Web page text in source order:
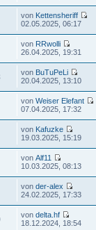
von Kettensheriff
02.05.2025, 06:17
von RRwolli
26.04.2025, 19:31
von BuTuPeLi
20.04.2025, 13:10
vonWeiser Elefant
07.04.2025, 17:32
von Kafuzke
19.03.2025, 15:19
vonAlf11
10.03.2025, 08:13
vonder-alex
24.02.2025, 17:33
vondelta.hf
18.12.2024, 18:54